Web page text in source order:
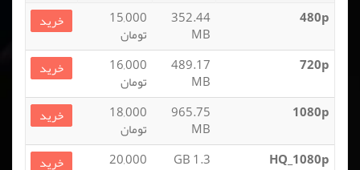
480p
352.44
MB
15,000
تومان
خرید
720p
489.17
MB
16,000
تومان
خرید
1080p
965.75
MB
18,000
تومان
خرید
HQ_1080p
1.3 GB
20,000
خرید